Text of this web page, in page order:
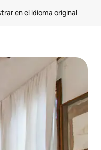
en el idioma original